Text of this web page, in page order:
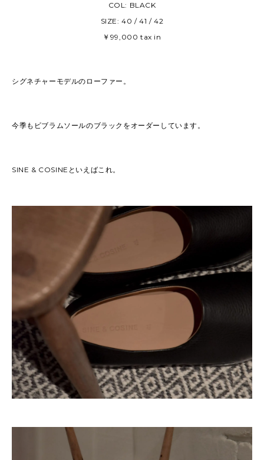
COL: BLACK
SIZE: 40 / 41 / 42
￥99,000 tax in
シグネチャーモデルのローファー。
今季もビブラムソールのブラックをオーダーしています。
SINE & COSINEといえばこれ。